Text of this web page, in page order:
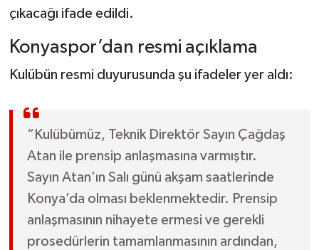
çıkacağı ifade edildi.
Konyaspor’dan resmi açıklama
Kulübün resmi duyurusunda şu ifadeler yer aldı:
“Kulübümüz, Teknik Direktör Sayın Çağdaş
Atan ile prensip anlaşmasına varmıştır.
Sayın Atan’ın Salı günü akşam saatlerinde
Konya’da olması beklenmektedir. Prensip
anlaşmasının nihayete ermesi ve gerekli
prosedürlerin tamamlanmasının ardından,